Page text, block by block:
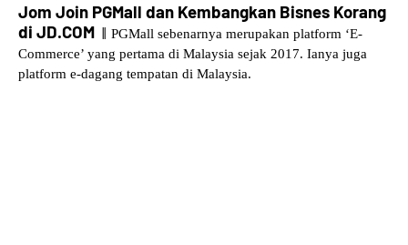
Jom Join PGMall dan Kembangkan Bisnes Korang
di JD.COM || PGMall sebenarnya merupakan platform ‘E-
Commerce’ yang pertama di Malaysia sejak 2017. Ianya juga
platform e-dagang tempatan di Malaysia.